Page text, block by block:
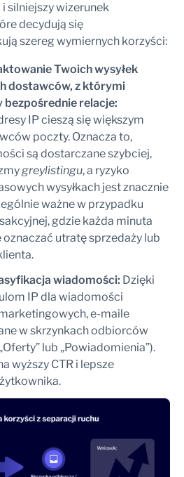
silniejszy wizerunek
decydują się
szereg wymiernych korzyści:
Twoich wysyłek
dostawców, z którymi
relacje:
IP cieszą się większym
poczty. Oznacza to,
są dostarczane szybciej,
greylistingu, a ryzyko
wysyłkach jest znacznie
ważne w przypadku
gdzie każda minuta
utratę sprzedaży lub
wiadomości: Dzięki
IP dla wiadomości
e-maile
w skrzynkach odbiorców
lub „Powiadomienia”).
wyższy CTR i lepsze